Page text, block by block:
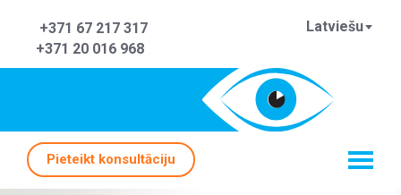
+371 67 217 317
+371 20 016 968
Latviešu
Pieteikt konsultāciju